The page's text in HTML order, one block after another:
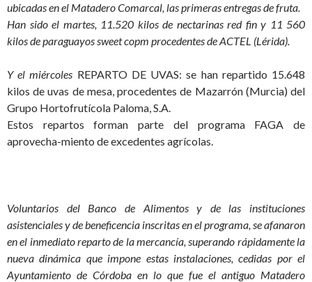
ubicadas en el Matadero Comarcal, las primeras entregas de fruta.
Han sido el martes, 11.520 kilos de nectarinas red fin y 11 560
kilos de paraguayos sweet copm procedentes de ACTEL (Lérida).
Y el miércoles REPARTO DE UVAS: se han repartido 15.648
kilos de uvas de mesa, procedentes de Mazarrón (Murcia) del
Grupo Hortofrutícola Paloma, S.A.
Estos repartos forman parte del programa FAGA de
aprovecha-miento de excedentes agrícolas.
Voluntarios del Banco de Alimentos y de las instituciones
asistenciales y de beneficencia inscritas en el programa, se afanaron
en el inmediato reparto de la mercancía, superando rápidamente la
nueva dinámica que impone estas instalaciones, cedidas por el
Ayuntamiento de Córdoba en lo que fue el antiguo Matadero